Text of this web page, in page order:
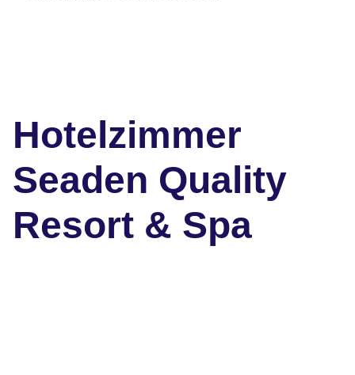
Hotelzimmer
Seaden Quality
Resort & Spa